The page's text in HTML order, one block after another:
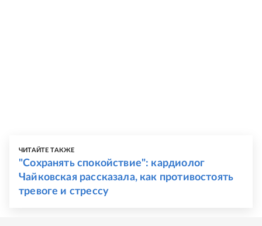
ЧИТАЙТЕ ТАКЖЕ
"Сохранять спокойствие": кардиолог
Чайковская рассказала, как противостоять
тревоге и стрессу